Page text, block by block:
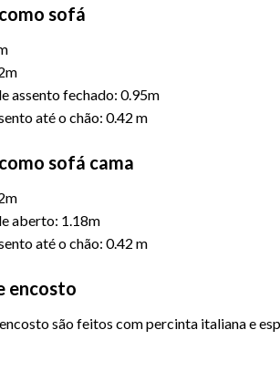
sofá
assento fechado: 0.95m
até o chão: 0.42 m
sofá cama
aberto: 1.18m
até o chão: 0.42 m
encosto
são feitos com percinta italiana e